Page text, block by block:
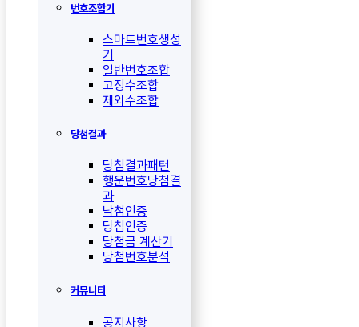
번호조합기
스마트번호생성
기
일반번호조합
고정수조합
제외수조합
당첨결과
당첨결과패턴
행운번호당첨결
과
낙첨인증
당첨인증
당첨금 계산기
당첨번호분석
커뮤니티
공지사항